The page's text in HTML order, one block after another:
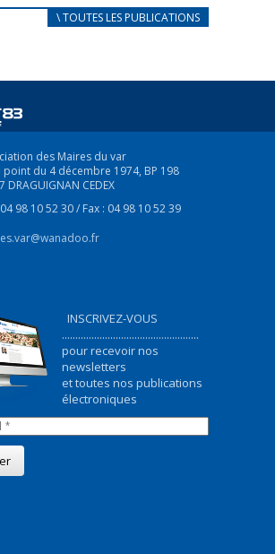
D’ACCUEIL
au mieux les réfugiés
\ TOUTES LES PUBLICATIONS
des Maires du var
point du 4 décembre 1974, BP 198
DRAGUIGNAN CEDEX
98 10 52 30 / Fax : 04 98 10 52 39
INSCRIVEZ-VOUS
...................................................
pour recevoir nos
newsletters
et toutes nos publications
électroniques